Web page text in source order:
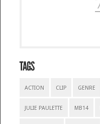
ACTION CLIP GENRE
JULIE PAULETTE MB14